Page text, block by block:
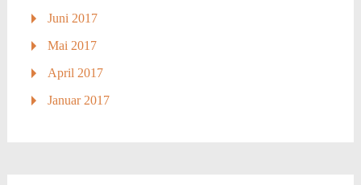
Juni 2017
Mai 2017
April 2017
Januar 2017